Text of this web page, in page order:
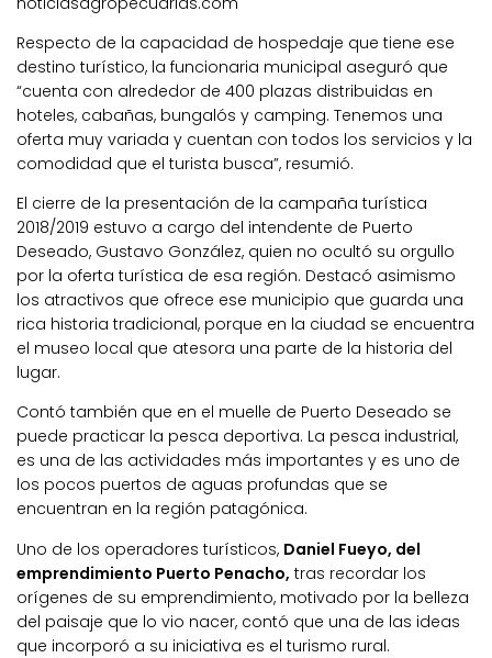
Respecto de la capacidad de hospedaje que tiene ese
destino turístico, la funcionaria municipal aseguró que
“cuenta con alrededor de 400 plazas distribuidas en
hoteles, cabañas, bungalós y camping. Tenemos una
oferta muy variada y cuentan con todos los servicios y la
comodidad que el turista busca”, resumió.
El cierre de la presentación de la campaña turística
2018/2019 estuvo a cargo del intendente de Puerto
Deseado, Gustavo González, quien no ocultó su orgullo
por la oferta turística de esa región. Destacó asimismo
los atractivos que ofrece ese municipio que guarda una
rica historia tradicional, porque en la ciudad se encuentra
el museo local que atesora una parte de la historia del
lugar.
Contó también que en el muelle de Puerto Deseado se
puede practicar la pesca deportiva. La pesca industrial,
es una de las actividades más importantes y es uno de
los pocos puertos de aguas profundas que se
encuentran en la región patagónica.
Uno de los operadores turísticos, Daniel Fueyo, del
emprendimiento Puerto Penacho, tras recordar los
orígenes de su emprendimiento, motivado por la belleza
del paisaje que lo vio nacer, contó que una de las ideas
que incorporó a su iniciativa es el turismo rural.